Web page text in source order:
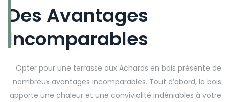
Des Avantages
Incomparables
Opter pour une terrasse aux Achards en bois présente de
nombreux avantages incomparables. Tout d’abord, le bois
apporte une chaleur et une convivialité indéniables à votre